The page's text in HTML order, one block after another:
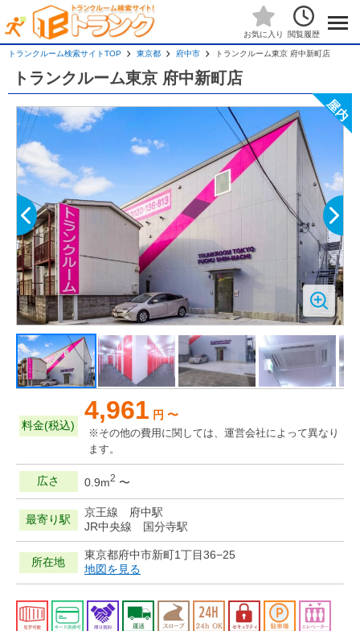
お気に入り 閲覧履歴
トランクルーム検索サイトTOP 東京都 府中市 トランクルーム東京 府中新町店
トランクルーム東京 府中新町店
料金(税込)
4,961 円 〜
※その他の費用に関しては、運営会社によって異なり
ます。
広さ 0.9m2 〜
最寄り駅
京王線 府中駅
JR中央線 国分寺駅
所在地
東京都府中市新町1丁目36−25
地図を見る